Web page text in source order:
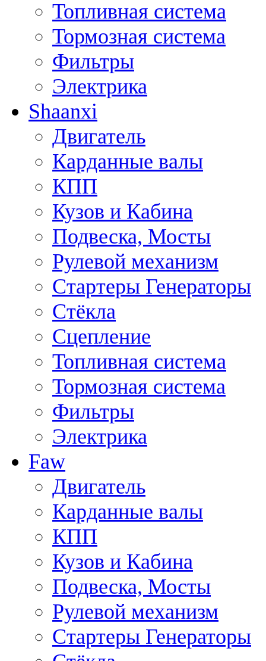
Топливная система
Тормозная система
Фильтры
Электрика
Shaanxi
Двигатель
Карданные валы
КПП
Кузов и Кабина
Подвеска, Мосты
Рулевой механизм
Стартеры Генераторы
Стёкла
Сцепление
Топливная система
Тормозная система
Фильтры
Электрика
Faw
Двигатель
Карданные валы
КПП
Кузов и Кабина
Подвеска, Мосты
Рулевой механизм
Стартеры Генераторы